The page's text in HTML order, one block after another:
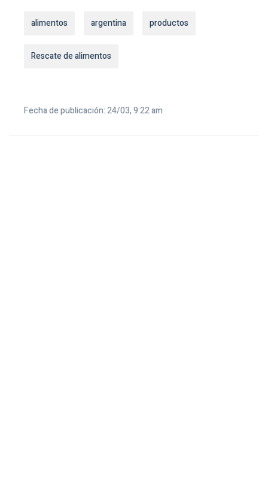
alimentos argentina productos
Rescate de alimentos
Fecha de publicación: 24/03, 9:22 am